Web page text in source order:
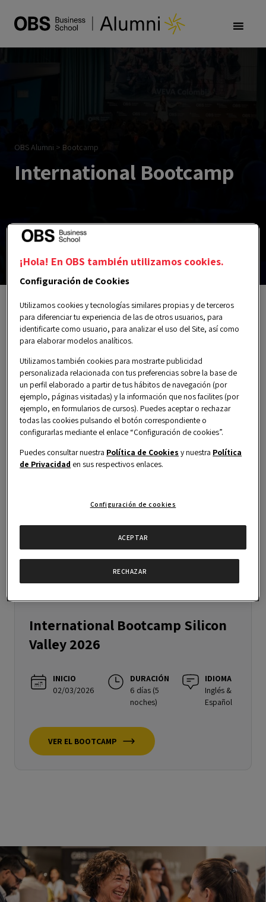
OBS Alumni > Bootcamp
International Bootcamp
International Bootcamps
Una experiencia que transforma tu manera de
aprender, conectar y crecer.
Los International Bootcamps de OBS Alumni son
experiencias exclusivas que combinan formación,
networking y visitas a los centros de la innovación
global.
International Bootcamp Silicon
Valley 2026
INICIO
02/03/2026
DURACIÓN
6 días (5
noches)
IDIOMA
Inglés &
Español
VER EL BOOTCAMP
¡Hola! En OBS también utilizamos cookies.
Configuración de Cookies
Utilizamos cookies y tecnologías similares propias y de terceros
para diferenciar tu experiencia de las de otros usuarios, para
identificarte como usuario, para analizar el uso del Site, así como
para elaborar modelos analíticos.
Utilizamos también cookies para mostrarte publicidad
personalizada relacionada con tus preferencias sobre la base de
un perfil elaborado a partir de tus hábitos de navegación (por
ejemplo, páginas visitadas) y la información que nos facilites (por
ejemplo, en formularios de cursos). Puedes aceptar o rechazar
todas las cookies pulsando el botón correspondiente o
configurarlas mediante el enlace “Configuración de cookies”.
Puedes consultar nuestra Política de Cookies y nuestra Política
de Privacidad en sus respectivos enlaces.
Configuración de cookies
RECHAZAR
ACEPTAR